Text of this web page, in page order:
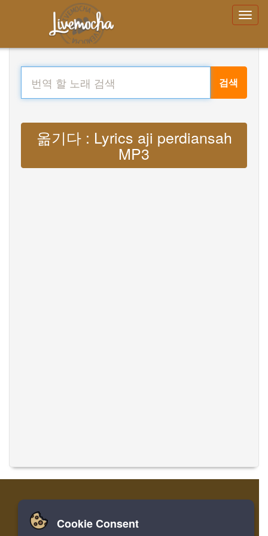
검색
옮기다 : Lyrics aji perdiansah
MP3
집 로그인 레지스터
Cookie Consent